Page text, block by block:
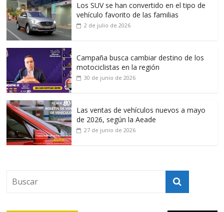
Los SUV se han convertido en el tipo de
vehículo favorito de las familias
2 de julio de 2026
Campaña busca cambiar destino de los
motociclistas en la región
30 de junio de 2026
Las ventas de vehículos nuevos a mayo
de 2026, según la Aeade
27 de junio de 2026